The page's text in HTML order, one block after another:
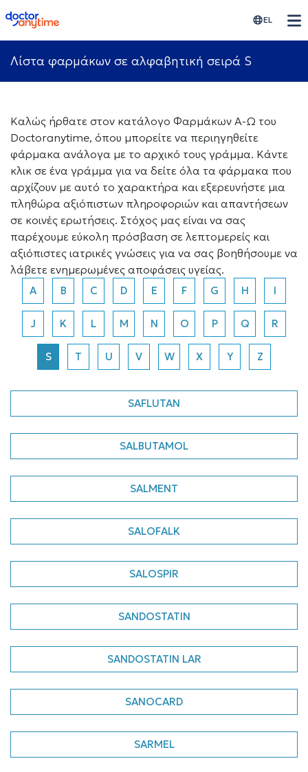
doctoranytime EL
Λίστα φαρμάκων σε αλφαβητική σειρά S
Καλώς ήρθατε στον κατάλογο Φαρμάκων Α-Ω του
Doctoranytime, όπου μπορείτε να περιηγηθείτε
φάρμακα ανάλογα με το αρχικό τους γράμμα. Κάντε
κλικ σε ένα γράμμα για να δείτε όλα τα φάρμακα που
αρχίζουν με αυτό το χαρακτήρα και εξερευνήστε μια
πληθώρα αξιόπιστων πληροφοριών και απαντήσεων
σε κοινές ερωτήσεις. Στόχος μας είναι να σας
παρέχουμε εύκολη πρόσβαση σε λεπτομερείς και
αξιόπιστες ιατρικές γνώσεις για να σας βοηθήσουμε να
λάβετε ενημερωμένες αποφάσεις υγείας.
A B C D E F G H I
J K L M N O P Q R
S T U V W X Y Z
SAFLUTAN
SALBUTAMOL
SALMENT
SALOFALK
SALOSPIR
SANDOSTATIN
SANDOSTATIN LAR
SANOCARD
SARMEL